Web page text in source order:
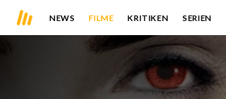
NEWS FILME KRITIKEN SERIEN